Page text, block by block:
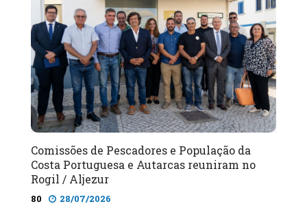
Comissões de Pescadores e População da
Costa Portuguesa e Autarcas reuniram no
Rogil / Aljezur
80 28/07/2026